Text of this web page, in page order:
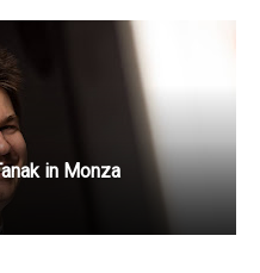
in Monza